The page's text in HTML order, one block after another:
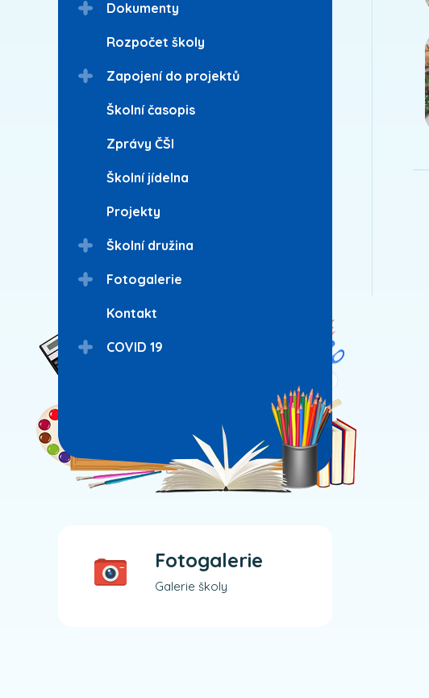
Dokumenty
Rozpočet školy
Zapojení do projektů
Školní časopis
Zprávy ČŠI
Školní jídelna
Projekty
Školní družina
Fotogalerie
Kontakt
COVID 19
Fotogalerie
Galerie školy